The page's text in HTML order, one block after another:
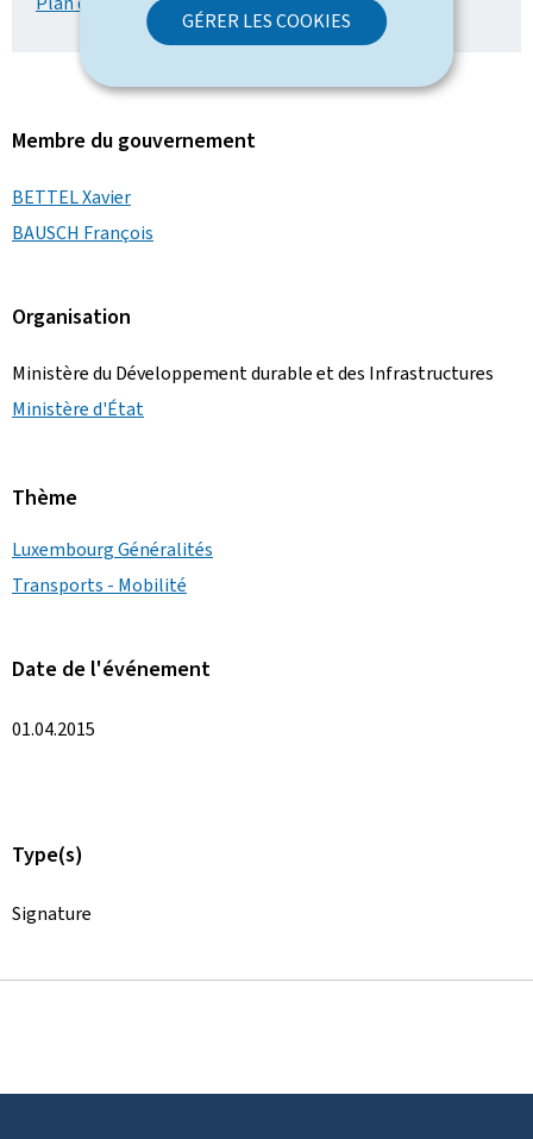
GÉRER LES COOKIES
Membre du gouvernement
BETTEL Xavier
BAUSCH François
Organisation
Ministère du Développement durable et des Infrastructures
Ministère d'État
Thème
Luxembourg Généralités
Transports - Mobilité
Date de l'événement
01.04.2015
Type(s)
Signature